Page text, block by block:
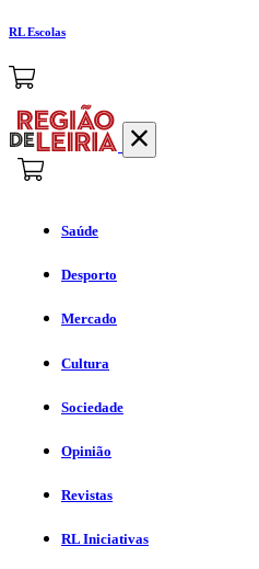
RL Escolas
Saúde
Desporto
Mercado
Cultura
Sociedade
Opinião
Revistas
RL Iniciativas